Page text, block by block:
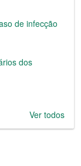
de infecção
dos
Ver todos